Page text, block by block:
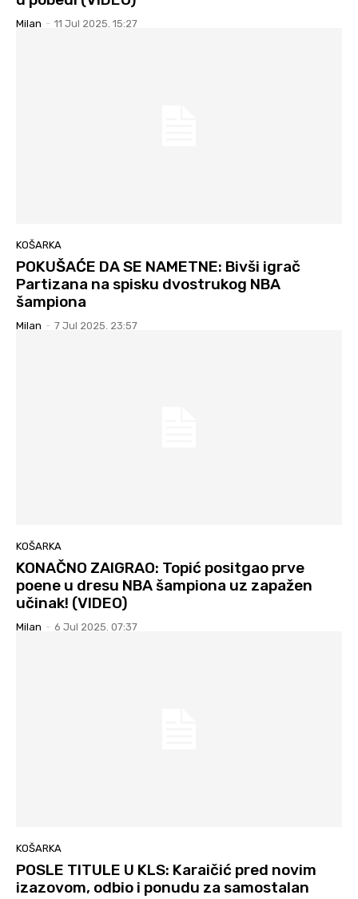
Milan - 11 Jul 2025. 15:27
KOŠARKA
POKUŠAĆE DA SE NAMETNE: Bivši igrač
Partizana na spisku dvostrukog NBA
šampiona
Milan - 7 Jul 2025. 23:57
KOŠARKA
KONAČNO ZAIGRAO: Topić positgao prve
poene u dresu NBA šampiona uz zapažen
učinak! (VIDEO)
Milan - 6 Jul 2025. 07:37
KOŠARKA
POSLE TITULE U KLS: Karaičić pred novim
izazovom, odbio i ponudu za samostalan